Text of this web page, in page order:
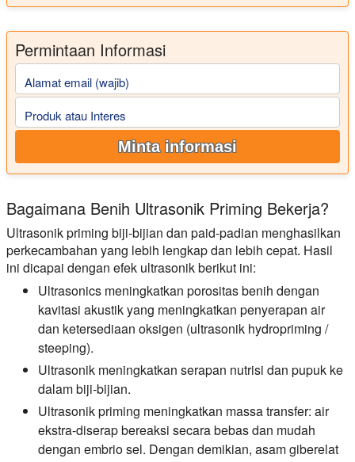
Permintaan Informasi
Alamat email (wajib)
Produk atau Interes
Minta informasi
Bagaimana Benih Ultrasonik Priming Bekerja?
Ultrasonik priming biji-bijian dan paid-padian menghasilkan
perkecambahan yang lebih lengkap dan lebih cepat. Hasil
ini dicapai dengan efek ultrasonik berikut ini:
Ultrasonics meningkatkan porositas benih dengan
kavitasi akustik yang meningkatkan penyerapan air
dan ketersediaan oksigen (ultrasonik hydropriming /
steeping).
Ultrasonik meningkatkan serapan nutrisi dan pupuk ke
dalam biji-bijian.
Ultrasonik priming meningkatkan massa transfer: air
ekstra-diserap bereaksi secara bebas dan mudah
dengan embrio sel. Dengan demikian, asam giberelat